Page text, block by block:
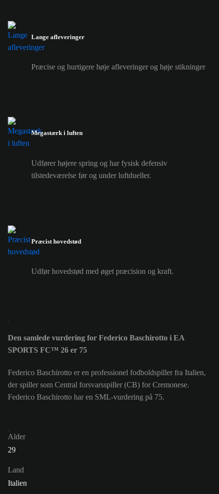
Lange afleveringer
Præcise og hurtigere høje afleveringer og høje stikninger
Megastærk i luften
Udfører højere spring og har fysisk defensiv
tilstedeværelse før og under luftdueller.
Præcist hovedstød
Udfør hovedstød med øget præcision og kraft.
Den samlede vurdering for Federico Baschirotto i EA
SPORTS FC™ 26 er 75
Federico Baschirotto er en professionel fodboldspiller fra Italien,
der spiller som Central forsvarsspiller (CB) for Cremonese.
Federico Baschirotto har en SML-vurdering på 75.
Alder
29
Land
Italien